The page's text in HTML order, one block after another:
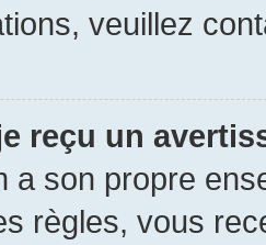
veuillez
reçu un
a son propre
règles, vous